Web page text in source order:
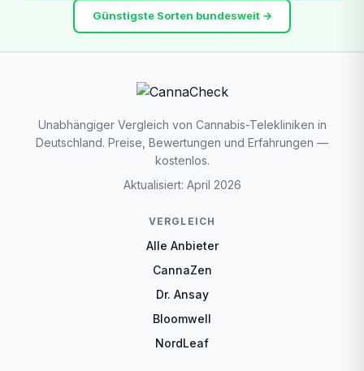
Günstigste Sorten bundesweit →
Unabhängiger Vergleich von Cannabis-Telekliniken in
Deutschland. Preise, Bewertungen und Erfahrungen —
kostenlos.
Aktualisiert: April 2026
VERGLEICH
Alle Anbieter
CannaZen
Dr. Ansay
Bloomwell
NordLeaf